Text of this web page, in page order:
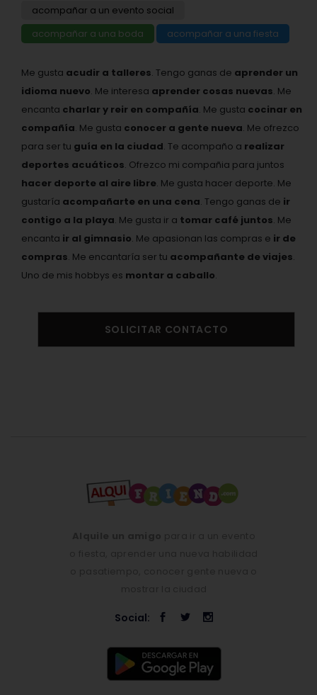
acompañar a un evento social
acompañar a una boda
acompañar a una fiesta
Me gusta acudir a talleres. Tengo ganas de aprender un
idioma nuevo. Me interesa aprender cosas nuevas. Me
encanta charlar y reir en compañía. Me gusta cocinar en
compañía. Me gusta conocer a gente nueva. Me ofrezco
para ser tu guía en la ciudad. Te acompaño a realizar
deportes acuáticos. Ofrezco mi compañia para juntos
hacer deporte al aire libre. Me gusta hacer deporte. Me
gustaría acompañarte en una cena. Tengo ganas de ir
contigo a la playa. Me gusta ir a tomar café juntos. Me
encanta ir al gimnasio. Me apasionan las compras e ir de
compras. Me encantaría ser tu acompañante de viajes.
Uno de mis hobbys es montar a caballo.
SOLICITAR CONTACTO
Social: